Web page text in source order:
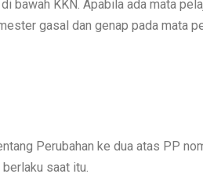
bawah KKN. Apabila ada mata
gasal dan genap pada mata
Perubahan ke dua atas PP
saat itu.